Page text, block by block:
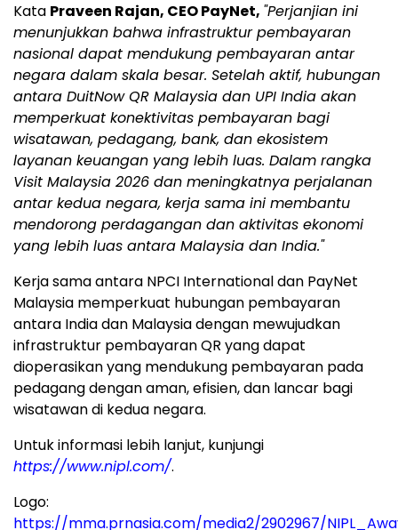
Kata Praveen Rajan, CEO PayNet, "Perjanjian ini
menunjukkan bahwa infrastruktur pembayaran
nasional dapat mendukung pembayaran antar
negara dalam skala besar. Setelah aktif, hubungan
antara DuitNow QR Malaysia dan UPI India akan
memperkuat konektivitas pembayaran bagi
wisatawan, pedagang, bank, dan ekosistem
layanan keuangan yang lebih luas. Dalam rangka
Visit Malaysia 2026 dan meningkatnya perjalanan
antar kedua negara, kerja sama ini membantu
mendorong perdagangan dan aktivitas ekonomi
yang lebih luas antara Malaysia dan India."
Kerja sama antara NPCI International dan PayNet
Malaysia memperkuat hubungan pembayaran
antara India dan Malaysia dengan mewujudkan
infrastruktur pembayaran QR yang dapat
dioperasikan yang mendukung pembayaran pada
pedagang dengan aman, efisien, dan lancar bagi
wisatawan di kedua negara.
Untuk informasi lebih lanjut, kunjungi
https://www.nipl.com/.
Logo:
https://mma.prnasia.com/media2/2902967/